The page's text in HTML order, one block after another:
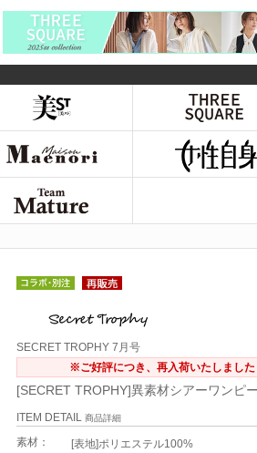
SECRET TROPHY 7月号
※ご好評につき、再入荷いたしました
[SECRET TROPHY]異素材シアーワンピ
ITEM DETAIL 商品詳細
素材：
[表地]ポリエステル100%